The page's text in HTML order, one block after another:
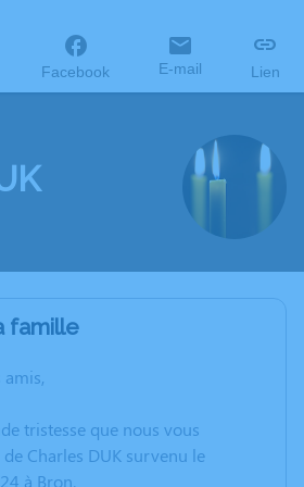
Facebook E-mail Lien
famille
tristesse que nous vous
Charles DUK survenu le
à Bron.